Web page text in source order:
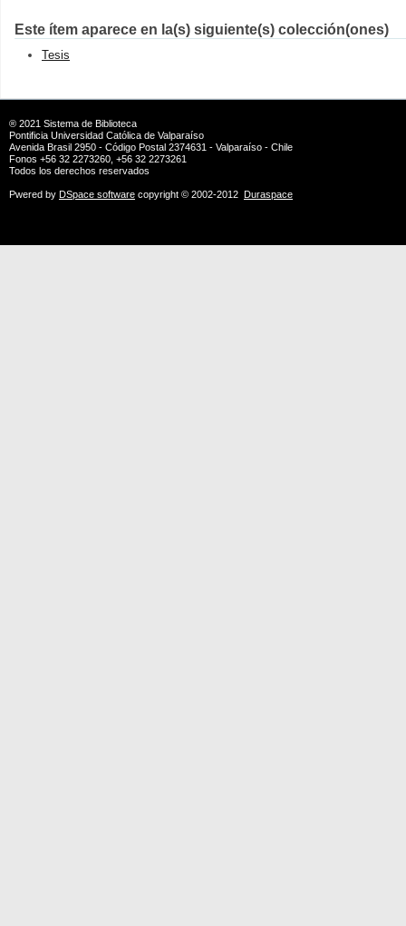
Este ítem aparece en la(s) siguiente(s) colección(ones)
Tesis
® 2021 Sistema de Biblioteca
Pontificia Universidad Católica de Valparaíso
Avenida Brasil 2950 - Código Postal 2374631 - Valparaíso - Chile
Fonos +56 32 2273260, +56 32 2273261
Todos los derechos reservados
Pwered by DSpace software copyright © 2002-2012 Duraspace